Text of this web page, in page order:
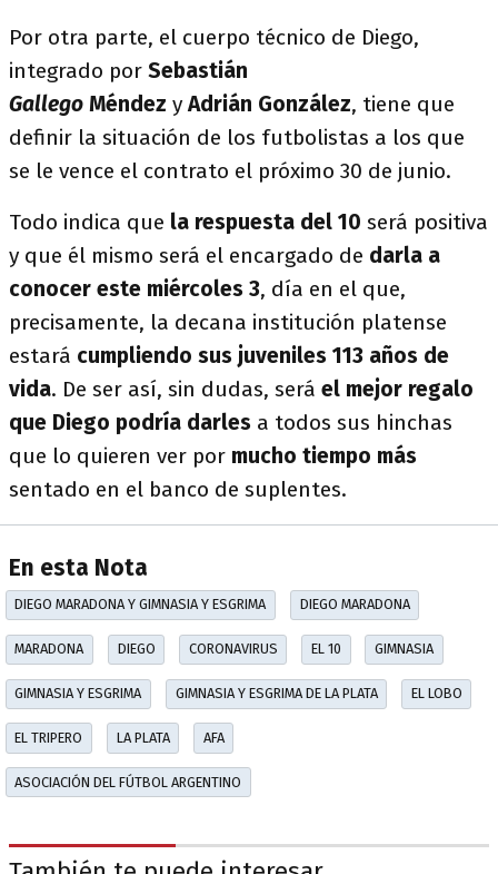
Por otra parte, el cuerpo técnico de Diego,
integrado por Sebastián
Gallego Méndez yAdrián González, tiene que
definir la situación de los futbolistas a los que
se le vence el contrato el próximo 30 de junio.
Todo indica que la respuesta del 10 será positiva
y que él mismo será el encargado de darla a
conocer este miércoles 3, día en el que,
precisamente, la decana institución platense
estará cumpliendo sus juveniles 113 años de
vida. De ser así, sin dudas, será el mejor regalo
que Diego podría darles a todos sus hinchas
que lo quieren ver por mucho tiempo más
sentado en el banco de suplentes.
En esta Nota
DIEGO MARADONA Y GIMNASIA Y ESGRIMA DIEGO MARADONA
MARADONA DIEGO CORONAVIRUS EL 10 GIMNASIA
GIMNASIA Y ESGRIMA GIMNASIA Y ESGRIMA DE LA PLATA EL LOBO
EL TRIPERO LA PLATA AFA
ASOCIACIÓN DEL FÚTBOL ARGENTINO